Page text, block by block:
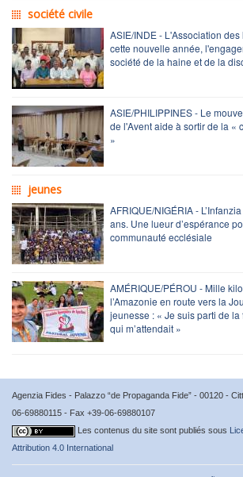
société civile
ASIE/INDE - L'Association
cette nouvelle année,
société de la haine et de la
ASIE/PHILIPPINES - Le
de l'Avent aide à sortir de la «
»
jeunes
AFRIQUE/NIGÉRIA -
ans. Une lueur d’espérance
communauté ecclésiale
AMÉRIQUE/PÉROU - Mille
l’Amazonie en route vers la
jeunesse : « Je suis parti de
qui m’attendait »
Agenzia Fides - Palazzo “de Propaganda Fide” - 00120 -
06-69880115 - Fax +39-06-69880107
Les contenus du site sont publiés sous
Attribution 4.0 International